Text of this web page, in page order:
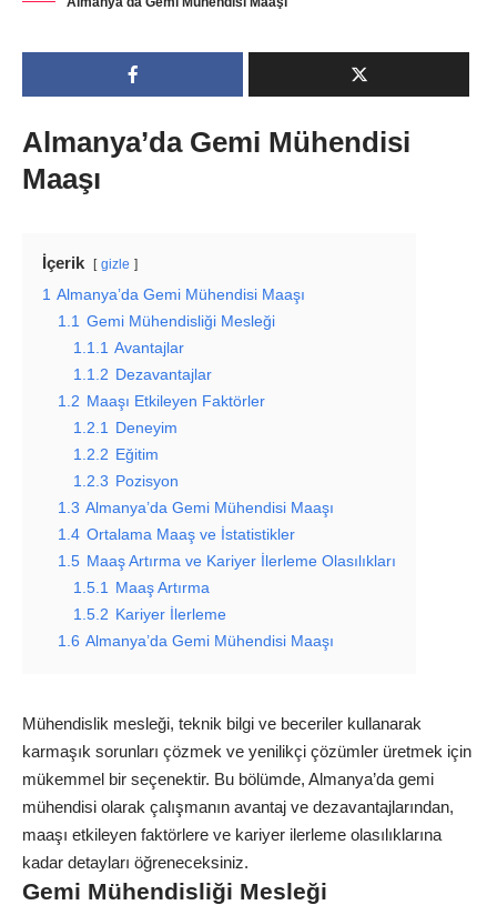
Almanya’da Gemi Mühendisi
Maaşı
İçerik gizle
1 Almanya’da Gemi Mühendisi Maaşı
1.1
Gemi Mühendisliği Mesleği
1.1.1 Avantajlar
1.1.2 Dezavantajlar
1.2 Maaşı Etkileyen Faktörler
1.2.1
Deneyim
1.2.2 Eğitim
1.2.3 Pozisyon
1.3 Almanya’da Gemi Mühendisi Maaşı
1.4 Ortalama Maaş ve İstatistikler
1.5 Maaş Artırma ve Kariyer İlerleme Olasılıkları
1.5.1
Maaş Artırma
1.5.2 Kariyer İlerleme
1.6 Almanya’da Gemi Mühendisi Maaşı
Mühendislik mesleği, teknik bilgi ve beceriler kullanarak
karmaşık sorunları çözmek ve yenilikçi çözümler üretmek için
mükemmel bir seçenektir. Bu bölümde, Almanya’da gemi
mühendisi olarak çalışmanın avantaj ve dezavantajlarından,
maaşı etkileyen faktörlere ve kariyer ilerleme olasılıklarına
kadar detayları öğreneceksiniz.
Gemi Mühendisliği Mesleği